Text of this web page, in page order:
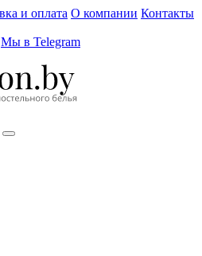
и оплата О компании Контакты
Мы в Telegram